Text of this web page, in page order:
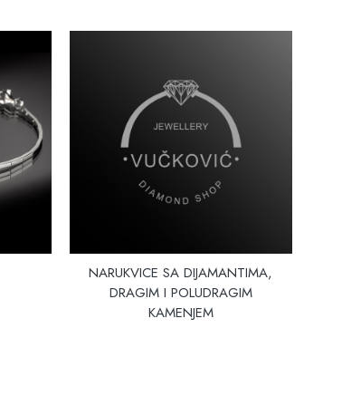
NARUKVICE SA DIJAMANTIMA,
DRAGIM I POLUDRAGIM
KAMENJEM